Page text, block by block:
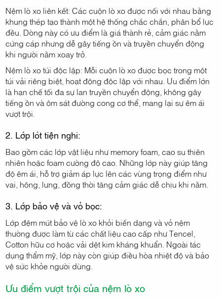
Nệm lò xo liên kết: Các cuộn lò xo được nối với nhau bằng
khung thép tạo thành một hệ thống chắc chắn, phân bổ lực
đều. Dòng này có ưu điểm là giá thành rẻ, cảm giác nằm
cứng cáp nhưng dễ gây tiếng ồn và truyền chuyển động
khi người nằm xoay trở.
Nệm lò xo túi độc lập: Mỗi cuộn lò xo được bọc trong một
túi vải riêng biệt, hoạt động độc lập với nhau. Ưu điểm lớn
là hạn chế tối đa sự lan truyền chuyển động, không gây
tiếng ồn và ôm sát đường cong cơ thể, mang lại sự êm ái
vượt trội.
2. Lớp lót tiện nghi:
Bao gồm các lớp vật liệu như memory foam, cao su thiên
nhiên hoặc foam cường độ cao. Những lớp này giúp tăng
độ êm ái, hỗ trợ giảm áp lực lên các vùng trọng điểm như
vai, hông, lưng, đồng thời tăng cảm giác dễ chịu khi nằm.
3. Lớp bảo vệ và vỏ bọc:
Lớp đệm mút bảo vệ lò xo khỏi biến dạng và vỏ nệm
thường được làm từ các chất liệu cao cấp như Tencel,
Cotton hữu cơ hoặc vải dệt kim kháng khuẩn. Ngoài tác
dụng thẩm mỹ, lớp này còn giúp điều hòa nhiệt độ và bảo
vệ sức khỏe người dùng.
Ưu điểm vượt trội của nệm lò xo